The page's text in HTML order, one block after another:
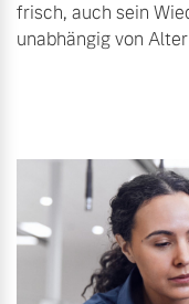
frisch, auch sein
unabhängig von